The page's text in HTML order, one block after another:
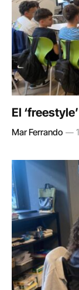
El
Mar Ferrando